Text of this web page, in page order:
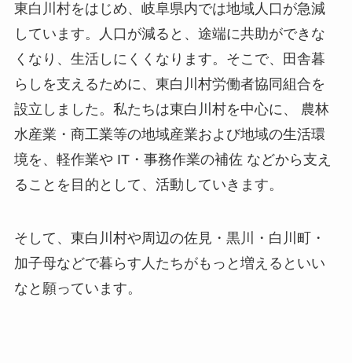
東白川村をはじめ、岐阜県内では地域人口が急減
しています。人口が減ると、途端に共助ができな
くなり、生活しにくくなります。そこで、田舎暮
らしを支えるために、東白川村労働者協同組合を
設立しました。私たちは東白川村を中心に、 農林
水産業・商工業等の地域産業および地域の生活環
境を、軽作業や IT・事務作業の補佐 などから支え
ることを目的として、活動していきます。
そして、東白川村や周辺の佐見・黒川・白川町・
加子母などで暮らす人たちがもっと増えるといい
なと願っています。